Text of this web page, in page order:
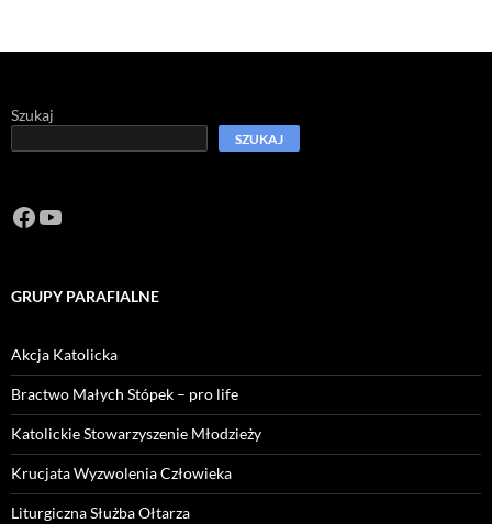
Szukaj
SZUKAJ
Facebook
https://www.youtube.com/channel/
GRUPY PARAFIALNE
Akcja Katolicka
Bractwo Małych Stópek – pro life
Katolickie Stowarzyszenie Młodzieży
Krucjata Wyzwolenia Człowieka
Liturgiczna Służba Ołtarza